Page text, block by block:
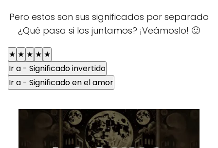
Pero estos son sus significados por separado
¿Qué pasa si los juntamos? ¡Veámoslo! 🙂
★ ★ ★ ★ ★
Ir a - Significado invertido
Ir a - Significado en el amor